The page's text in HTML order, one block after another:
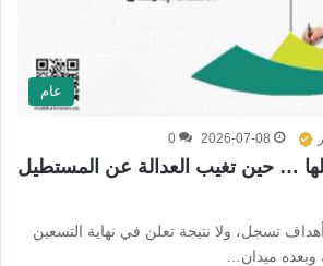
عام
2026-07-08
0
… حين تغيب العدالة عن المستطيل
تسجل، ولا نتيجة تعلن في نهاية التسعين
ميدان…